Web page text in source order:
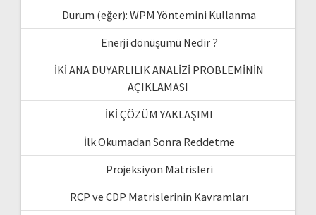
Durum (eğer): WPM Yöntemini Kullanma
Enerji dönüşümü Nedir ?
İKİ ANA DUYARLILIK ANALİZİ PROBLEMİNİN
AÇIKLAMASI
İKİ ÇÖZÜM YAKLAŞIMI
İlk Okumadan Sonra Reddetme
Projeksiyon Matrisleri
RCP ve CDP Matrislerinin Kavramları